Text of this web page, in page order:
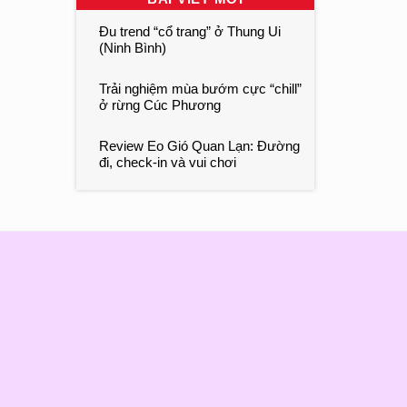
Đu trend “cổ trang” ở Thung Ui
(Ninh Bình)
Trải nghiệm mùa bướm cực “chill”
ở rừng Cúc Phương
Review Eo Gió Quan Lạn: Đường
đi, check-in và vui chơi